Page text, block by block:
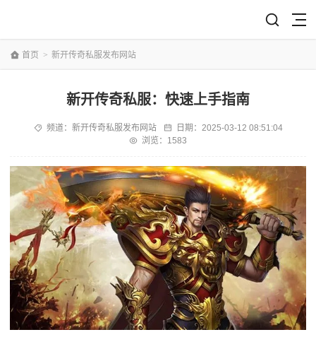
首页 > 新开传奇私服发布网站
新开传奇私服：快速上手指南
频道： 新开传奇私服发布网站 日期： 2025-03-12 08:51:04
浏览：1583